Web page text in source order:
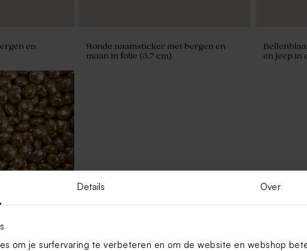
Details Over
om je surfervaring te verbeteren en om de website en webshop
en
Ronde naamsticker met bergen en
maan in folie (3,7 cm)
en jeep in